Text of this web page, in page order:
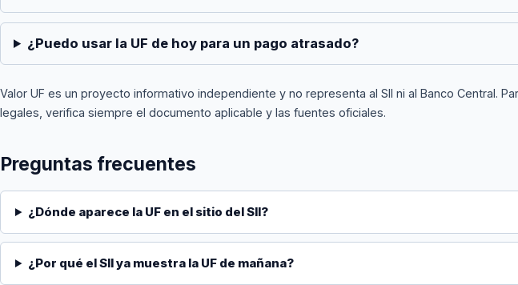
¿Puedo usar la UF de hoy para un pago atrasado?
Valor UF es un proyecto informativo independiente y no representa al SII ni al Banco Central.
legales, verifica siempre el documento aplicable y las fuentes oficiales.
Preguntas frecuentes
¿Dónde aparece la UF en el sitio del SII?
¿Por qué el SII ya muestra la UF de mañana?